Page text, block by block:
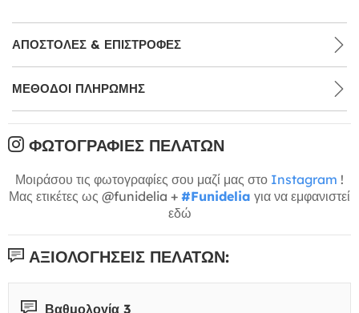
ΑΠΟΣΤΟΛΈΣ & ΕΠΙΣΤΡΟΦΈΣ
ΜΕΘΌΔΟΙ ΠΛΗΡΩΜΉΣ
ΦΩΤΟΓΡΑΦΊΕΣ ΠΕΛΑΤΏΝ
Μοιράσου τις φωτογραφίες σου μαζί μας στο Instagram !
Μας ετικέτες ως @funidelia + #Funidelia για να εμφανιστεί
εδώ
ΑΞΙΟΛΟΓΉΣΕΙΣ ΠΕΛΑΤΏΝ:
Βαθμολογία 3